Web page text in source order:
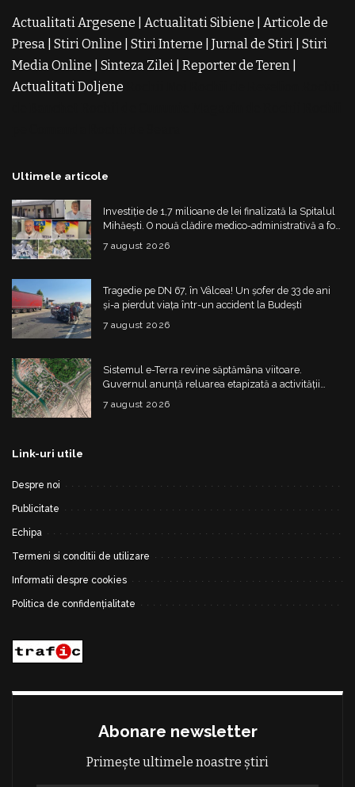
Actualitati Argesene Actualitati Sibiene
Articole de
Presa Stiri Online Stiri Interne Jurnal de Stiri Stiri
Media Online
Sinteza Zilei Reporter de Teren
Actualitati Doljene
Ultimele articole
Investiție de 1,7 milioane de lei finalizată la Spitalul
Mihăești. O nouă clădire medico-administrativă a fost
construită
7 august 2026
Tragedie pe DN 67, în Vâlcea! Un șofer de 33 de ani
și-a pierdut viața într-un accident la Budești
7 august 2026
Sistemul e-Terra revine săptămâna viitoare.
Guvernul anunță reluarea etapizată a activității
7 august 2026
Link-uri utile
Despre noi
Publicitate
Echipa
Termeni si conditii de utilizare
Informatii despre cookies
Politica de confidențialitate
Abonare newsletter
Primește ultimele noastre știri